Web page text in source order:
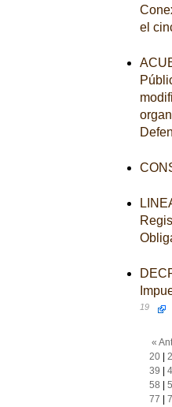
el
19
«
20|
39
58
77